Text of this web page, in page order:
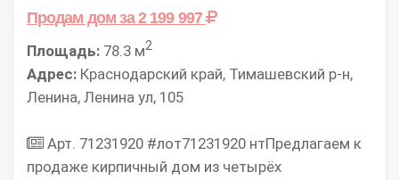
Продам домза 2 199 997
Площадь: 78.3 м2
Адрес: Краснодарский край, Тимашевский р-н,
Ленина, Ленина ул, 105
Арт. 71231920 #лот71231920 нтПредлагаем к
продаже кирпичный дом из четырёх